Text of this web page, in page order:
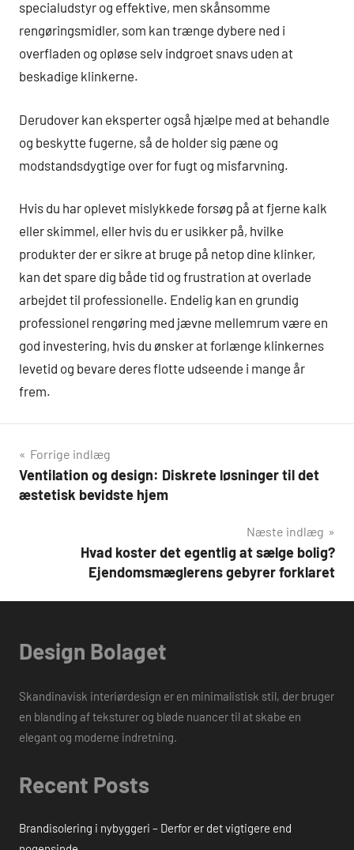
specialudstyr og effektive, men skånsomme
rengøringsmidler, som kan trænge dybere ned i
overfladen og opløse selv indgroet snavs uden at
beskadige klinkerne.
Derudover kan eksperter også hjælpe med at behandle
og beskytte fugerne, så de holder sig pæne og
modstandsdygtige over for fugt og misfarvning.
Hvis du har oplevet mislykkede forsøg på at fjerne kalk
eller skimmel, eller hvis du er usikker på, hvilke
produkter der er sikre at bruge på netop dine klinker,
kan det spare dig både tid og frustration at overlade
arbejdet til professionelle. Endelig kan en grundig
professionel rengøring med jævne mellemrum være en
god investering, hvis du ønsker at forlænge klinkernes
levetid og bevare deres flotte udseende i mange år
frem.
Indlægsnavigation
Forrige indlæg
Ventilation og design: Diskrete løsninger til det
æstetisk bevidste hjem
Næste indlæg
Hvad koster det egentlig at sælge bolig?
Ejendomsmæglerens gebyrer forklaret
Design Bolaget
Skandinavisk interiørdesign er en minimalistisk stil, der bruger
en blanding af teksturer og bløde nuancer til at skabe en
elegant og moderne indretning.
Recent Posts
Brandisolering i nybyggeri – Derfor er det vigtigere end